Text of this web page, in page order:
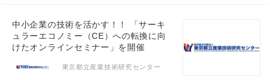
中小企業の技術を活かす！！ 「サーキ
ュラーエコノミー（CE）への転換に向
けたオンラインセミナー」を開催
東京都立産業技術研究センター